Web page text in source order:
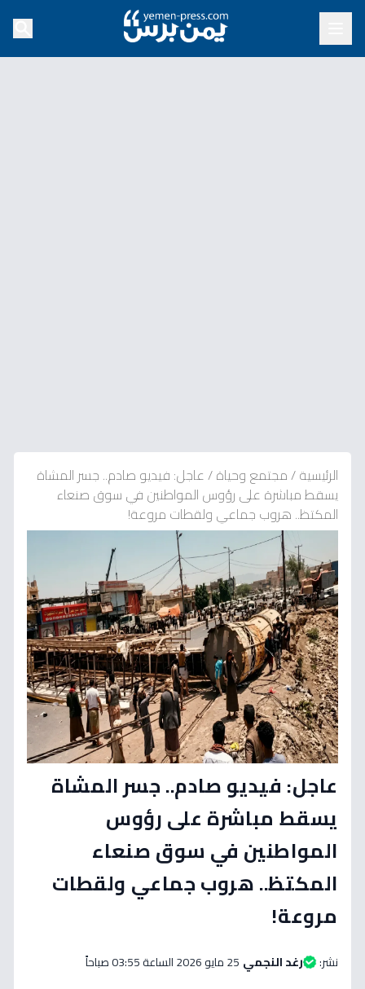
الرئيسية/مجتمع وحياة/عاجل: فيديو صادم.. جسر المشاة
يسقط مباشرة على رؤوس المواطنين في سوق صنعاء
المكتظ.. هروب جماعي ولقطات مروعة!
عاجل: فيديو صادم.. جسر المشاة
يسقط مباشرة على رؤوس
المواطنين في سوق صنعاء
المكتظ.. هروب جماعي ولقطات
مروعة!
نشر: رغد النجمي 25 مايو 2026 الساعة 03:55 صباحاً